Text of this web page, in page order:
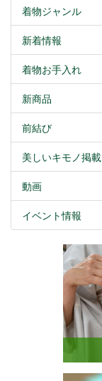
着物ジャンル
新着情報
着物お手入れ
新商品
前結び
美しいキモノ掲載
動画
イベント情報